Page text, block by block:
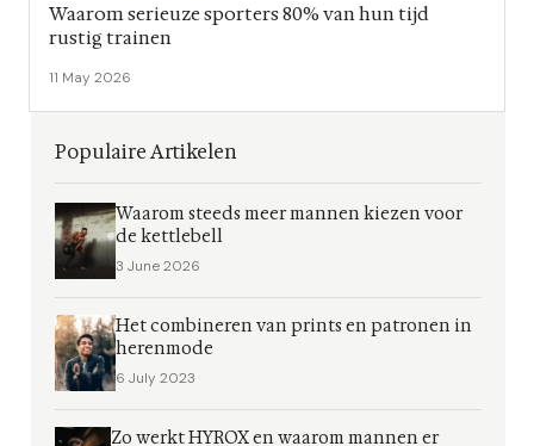
Waarom serieuze sporters 80% van hun tijd
rustig trainen
11 May 2026
Populaire Artikelen
Waarom steeds meer mannen kiezen voor
de kettlebell
3 June 2026
Het combineren van prints en patronen in
herenmode
6 July 2023
Zo werkt HYROX en waarom mannen er